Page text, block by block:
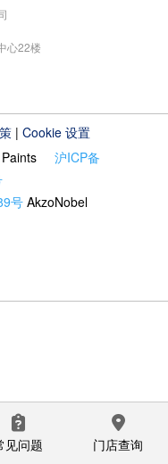
心22楼
|Cookie 设置
Paints沪ICP备
号 AkzoNobel
见问题 门店查询